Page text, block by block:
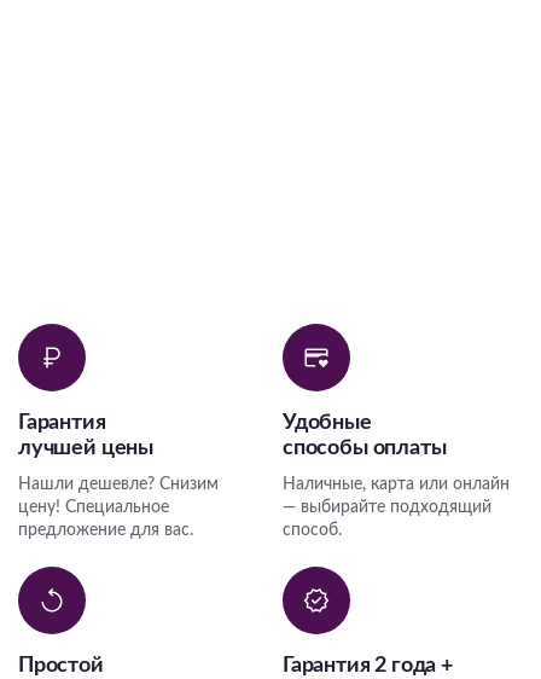
Гарантия
лучшей цены
Нашли дешевле? Снизим
цену! Специальное
предложение для вас.
Удобные
способы оплаты
Наличные, карта или онлайн
— выбирайте подходящий
способ.
Простой
Гарантия 2 года +